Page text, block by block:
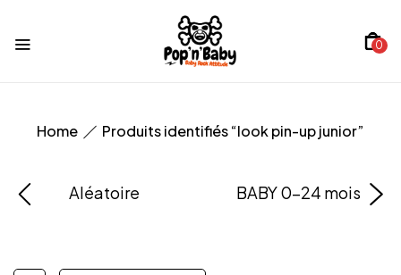
0
Home Produits identifiés “look pin-up junior”
Aléatoire BABY 0-24 mois